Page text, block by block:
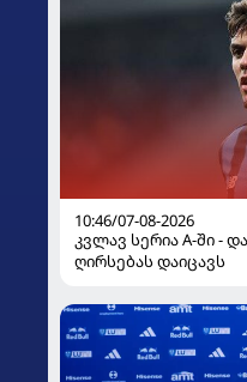
10:46/07-08-2026
კვლავ სერია A-ში -
ღირსებას დაიცავს